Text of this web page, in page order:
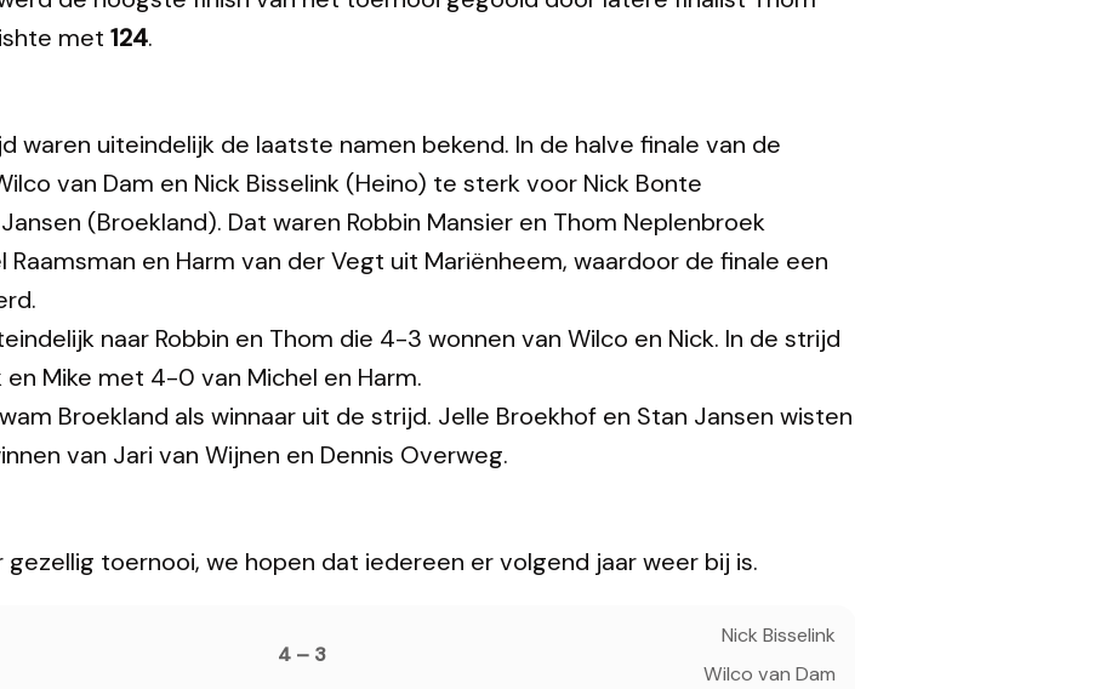
met 124.
waren uiteindelijk de laatste namen bekend. In de halve finale van de
van Dam en Nick Bisselink (Heino) te sterk voor Nick Bonte
(Broekland). Dat waren Robbin Mansier en Thom Neplenbroek
en Harm van der Vegt uit Mariënheem, waardoor de finale een
naar Robbin en Thom die 4-3 wonnen van Wilco en Nick. In de strijd
Mike met 4-0 van Michel en Harm.
Broekland als winnaar uit de strijd. Jelle Broekhof en Stan Jansen wisten
van Jari van Wijnen en Dennis Overweg.
toernooi, we hopen dat iedereen er volgend jaar weer bij is.
4 – 3
Nick Bisselink
Wilco van Dam